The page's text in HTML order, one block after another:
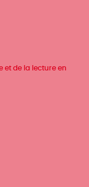
et de la lecture en